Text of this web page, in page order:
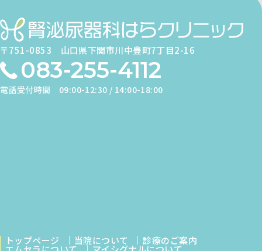
〒751-0853 山口県下関市川中豊町7丁目2-16
083-255-4112
電話受付時間 09:00-12:30 / 14:00-18:00
トップページ 当院について 診療のご案内